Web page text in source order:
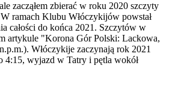
zacząłem zbierać w roku 2020 szczyty
ramach Klubu Włóczykijów powstał
całości do końca 2021. Szczytów w
artykule "Korona Gór Polski: Lackowa,
Włóczykije zaczynają rok 2021
4:15, wyjazd w Tatry i pętla wokół